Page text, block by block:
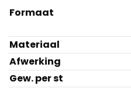
Formaat
Materiaal
Afwerking
Gew. per st